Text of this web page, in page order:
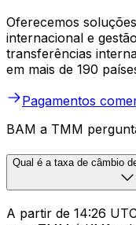
Oferecemos
internacional e
transferências
em mais de 190
Pagamentos
BAM a TMM
Qual é a taxa de câmbio
A partir de 14:26